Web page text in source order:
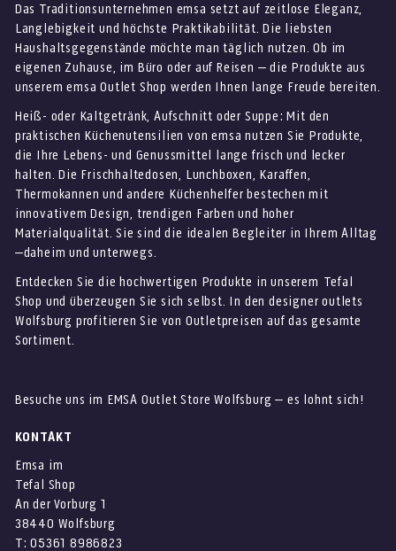
Das Traditionsunternehmen emsa setzt auf zeitlose Eleganz,
Langlebigkeit und höchste Praktikabilität. Die liebsten
Haushaltsgegenstände möchte man täglich nutzen. Ob im
eigenen Zuhause, im Büro oder auf Reisen – die Produkte aus
unserem emsa Outlet Shop werden Ihnen lange Freude bereiten.
Heiß- oder Kaltgetränk, Aufschnitt oder Suppe: Mit den
praktischen Küchenutensilien von emsa nutzen Sie Produkte,
die Ihre Lebens- und Genussmittel lange frisch und lecker
halten. Die Frischhaltedosen, Lunchboxen, Karaffen,
Thermokannen und andere Küchenhelfer bestechen mit
innovativem Design, trendigen Farben und hoher
Materialqualität. Sie sind die idealen Begleiter in Ihrem Alltag
–daheim und unterwegs.
Entdecken Sie die hochwertigen Produkte in unserem Tefal
Shop und überzeugen Sie sich selbst. In den designer outlets
Wolfsburg profitieren Sie von Outletpreisen auf das gesamte
Sortiment.
Besuche uns im EMSA Outlet Store Wolfsburg – es lohnt sich!
KONTAKT
Emsa im
Tefal Shop
An der Vorburg 1
38440 Wolfsburg
T: 05361 8986823